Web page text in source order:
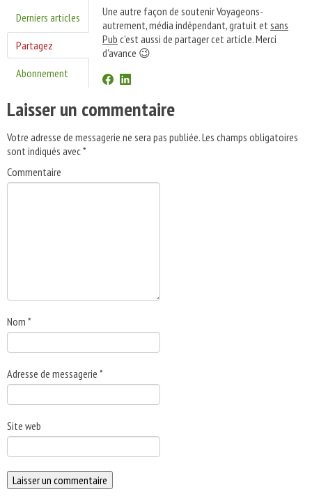
Derniers articles
Partagez
Abonnement
Une autre façon de soutenir Voyageons-
autrement, média indépendant, gratuit et sans
Pub c'est aussi de partager cet article. Merci
d'avance 😉
Laisser un commentaire
Votre adresse de messagerie ne sera pas publiée.Les champs obligatoires
sont indiqués avec*
Commentaire
Nom *
Adresse de messagerie *
Site web